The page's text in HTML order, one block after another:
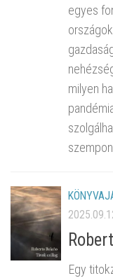
egyes
milyen
Egy